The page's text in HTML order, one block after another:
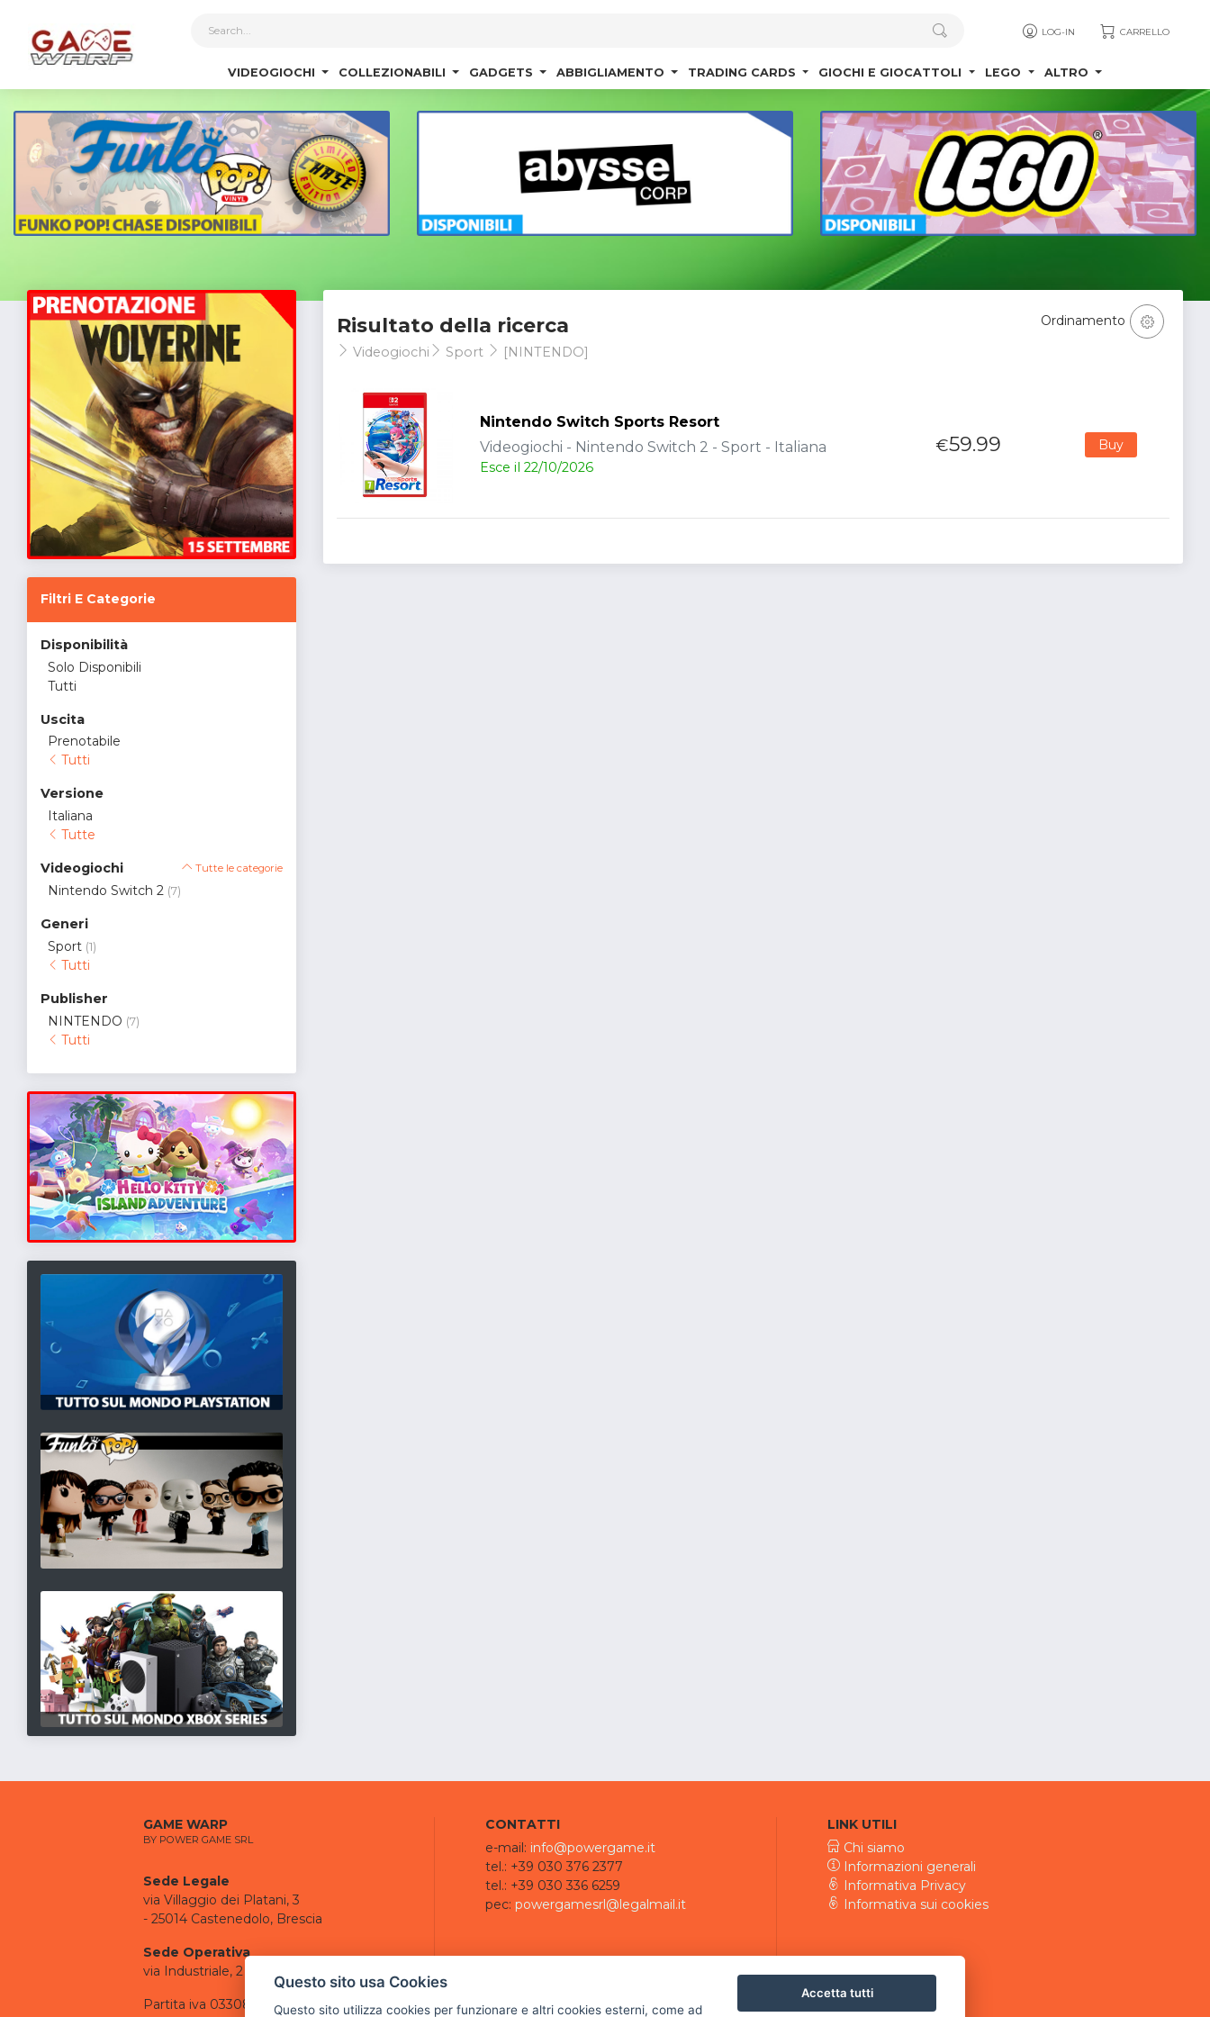
LOG-IN CARRELLO
VIDEOGIOCHI COLLEZIONABILI GADGETS ABBIGLIAMENTO TRADING CARDS GIOCHI E GIOCATTOLI LEGO ALTRO
Filtri E Categorie
Disponibilità
Solo Disponibili
Tutti
Uscita
Prenotabile
Tutti
Versione
Italiana
Tutte
Videogiochi Tutte le categorie
Nintendo Switch 2 (7)
Generi
Sport (1)
Tutti
Publisher
NINTENDO (7)
Tutti
Risultato della ricerca
Videogiochi Sport [NINTENDO]
Ordinamento
Nintendo Switch Sports Resort
Videogiochi - Nintendo Switch 2 - Sport - Italiana
Esce il 22/10/2026
€59.99 Buy
GAME WARP
BY POWER GAME SRL
Sede Legale
via Villaggio dei Platani, 3
- 25014 Castenedolo, Brescia
Sede Operativa
via Industriale, 2 - 25082 Botticino, BS
Partita iva 03308130982
CONTATTI
e-mail: info@powergame.it
tel.: +39 030 376 2377
tel.: +39 030 336 6259
pec: powergamesrl@legalmail.it
LINK UTILI
Chi siamo
Informazioni generali
Informativa Privacy
Informativa sui cookies
Questo sito usa Cookies
Questo sito utilizza cookies per funzionare e altri cookies esterni, come ad
Accetta tutti